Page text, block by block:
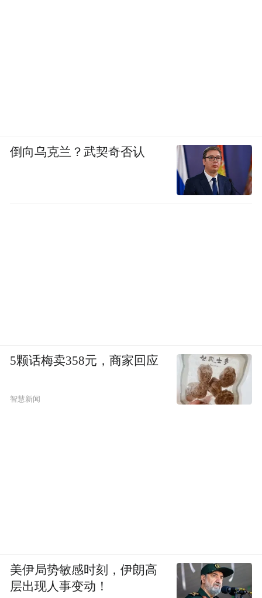
倒向乌克兰？武契奇否认
5颗话梅卖358元，商家回应
智慧新闻
美伊局势敏感时刻，伊朗高
层出现人事变动！